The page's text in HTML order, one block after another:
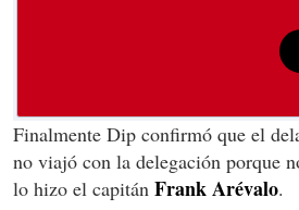
Finalmente Dip confirmó que el
no viajó con la delegación porque
lo hizo el capitán Frank Arévalo.